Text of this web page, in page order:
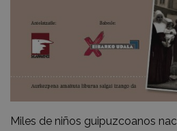
Miles de niños guipuzcoanos